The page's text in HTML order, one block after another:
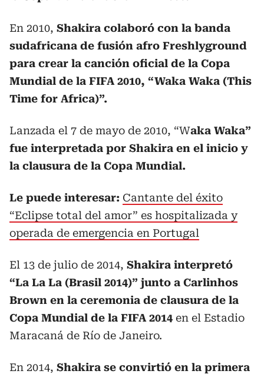
En 2010, Shakira colaboró con la banda
sudafricana de fusión afro Freshlyground
para crear la canción oficial de la Copa
Mundial de la FIFA 2010, “Waka Waka (This
Time for Africa)”.
Lanzada el 7 de mayo de 2010, “Waka Waka”
fue interpretada por Shakira en el inicio y
la clausura de la Copa Mundial.
Le puede interesar: Cantante del éxito
“Eclipse total del amor” es hospitalizada y
operada de emergencia en Portugal
El 13 de julio de 2014, Shakira interpretó
“La La La (Brasil 2014)” junto a Carlinhos
Brown en la ceremonia de clausura de la
Copa Mundial de la FIFA 2014 en el Estadio
Maracaná de Río de Janeiro.
En 2014, Shakira se convirtió en la primera